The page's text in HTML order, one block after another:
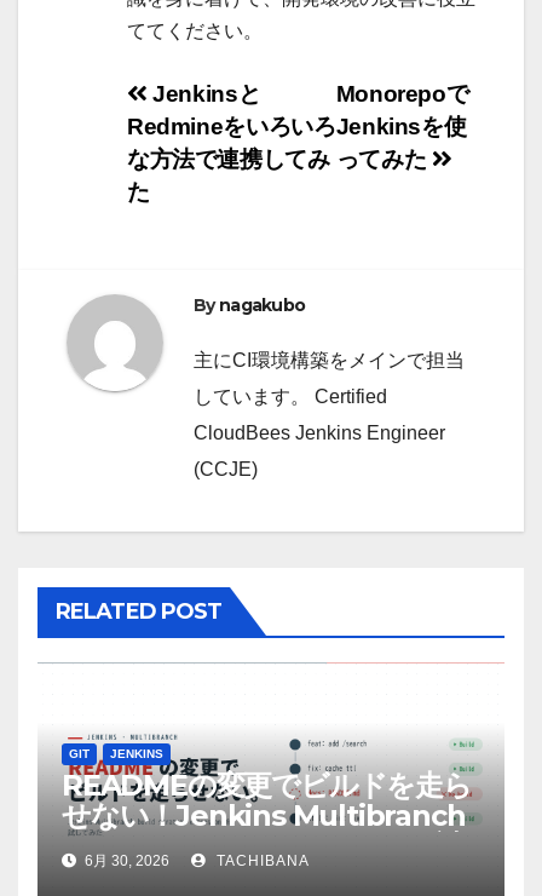
ててください。
投
稿
ナ
ゲ
ー
シ
Monorepoで
Jenkinsを使
ってみた
Jenkinsと
Redmineをいろいろ
な方法で連携してみ
た
Bynagakubo
主にCI環境構築をメインで担当
しています。 Certified
CloudBees Jenkins Engineer
(CCJE)
RELATED POST
GIT JENKINS
READMEの変更でビルドを走ら
せない！Jenkins Multibranch
build strategy extensionを試
してみた
6月 30, 2026 TACHIBANA